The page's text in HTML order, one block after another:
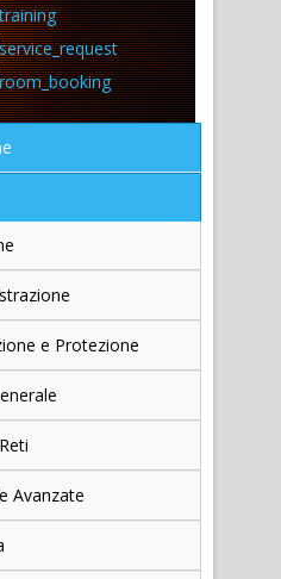
e Protezione
Avanzate